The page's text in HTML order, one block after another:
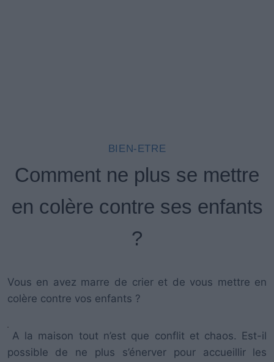
BIEN-ETRE
Comment ne plus se mettre
en colère contre ses enfants
?
Vous en avez marre de crier et de vous mettre en
colère contre vos enfants ?
A la maison tout n’est que conflit et chaos. Est-il
possible de ne plus s’énerver pour accueillir les